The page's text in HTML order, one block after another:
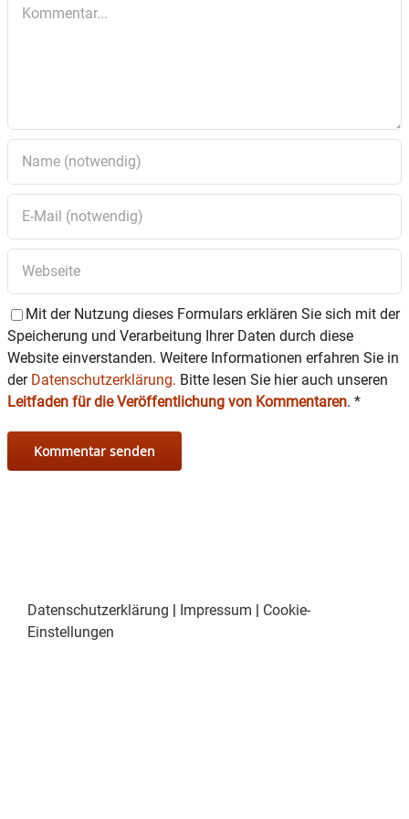
Der Markt ist auch verkaufsoffen – es kann
Der Stadtbus pendelt in der gleichen Zeit
zwischen Badria, Altstadt und Reitmehring
circa im 30-Minuten-Takt und ist gratis
nutzbar.
Mit der Nutzung dieses Formulars erklären Sie sich mit der
Speicherung und Verarbeitung Ihrer Daten durch diese
Website einverstanden. Weitere Informationen erfahren Sie in
der Datenschutzerklärung. Bitte lesen Sie hier auch unseren
Leitfaden für die Veröffentlichung von Kommentaren. *
Datenschutzerklärung | Impressum | Cookie-
Einstellungen